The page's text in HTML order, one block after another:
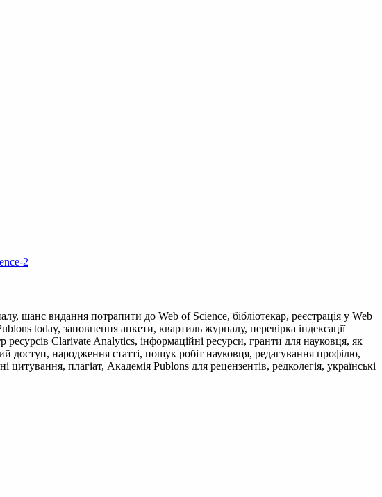
2
шанс видання потрапити до Web of Science, бібліотекар, реєстрація у Web
today, заповнення анкети, квартиль журналу, перевірка індексації
Clarivate Analytics, інформаційні ресурси, гранти для науковця, як
доступ, народження статті, пошук робіт науковця, редагування профілю,
плагіат, Академія Publons для рецензентів, редколегія, українські